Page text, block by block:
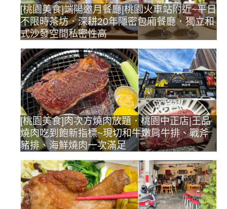
[桃園美食]端陽邀月餐廳|桃園火車站附近~平日
不限時茶坊．深耕20年隱密包廂餐廳．獨立和
式沙發空間私密性高
[桃園美食]肉次方燒肉放題．桃園中正店|王品
燒肉吃到飽新指標~現切和牛嫩肩牛排、戰斧
豬排、海鮮燒肉一次滿足